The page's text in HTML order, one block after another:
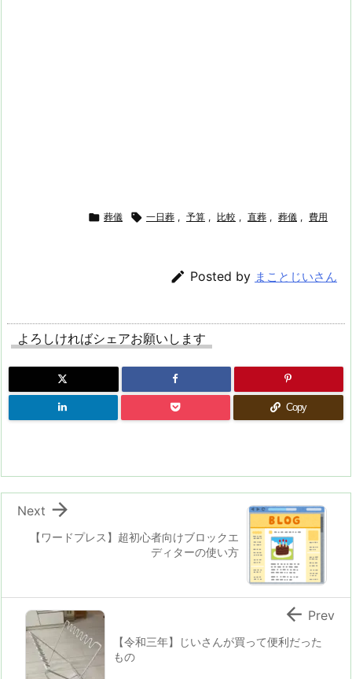
 葬儀  一日葬 , 予算 , 比較 , 直葬 , 葬儀 , 費用
 Posted by まことじいさん
よろしければシェアお願いします
Copy
【ワードプレス】超初心者向けブロックエ
ディターの使い方

Next
【令和三年】じいさんが買って便利だった
もの
 Prev